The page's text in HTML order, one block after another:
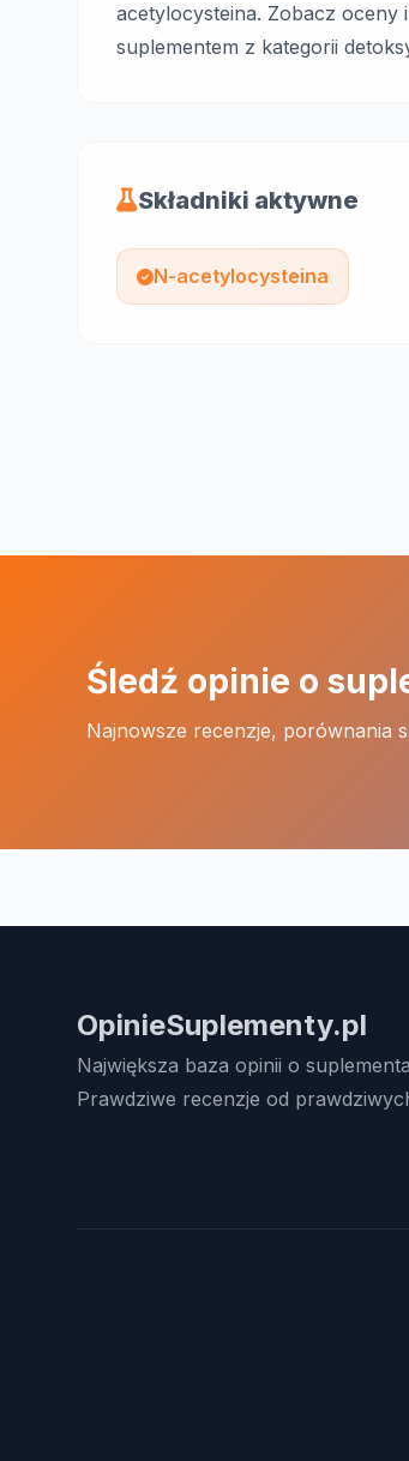
acetylocysteina. Zobacz
suplementem z kategorii
Składniki aktywne
N-acetylocysteina
Śledź opinie o
Najnowsze recenzje, porównania
OpinieSuplementy.pl
Największa baza opinii o
Prawdziwe recenzje od